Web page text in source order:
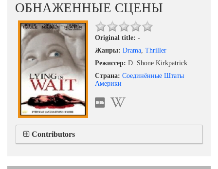
ОБНАЖЕННЫЕ СЦЕНЫ
Original title: -
Жанры: Drama, Thriller
Режиссер: D. Shone Kirkpatrick
Страна: Соединённые Штаты
Америки
Contributors